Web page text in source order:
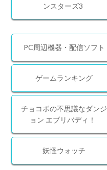
ンスターズ3
PC周辺機器・配信ソフト
ゲームランキング
チョコボの不思議なダンジ
ョン エブリバディ！
妖怪ウォッチ